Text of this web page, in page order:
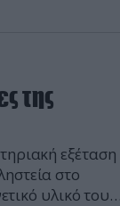
της
εξέταση
στο
υλικό του